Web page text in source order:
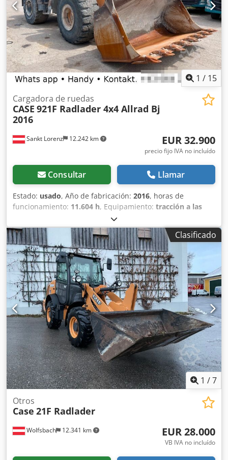
1 / 15
Sankt Lorenz 12.242 km
Cargadora de ruedas
CASE 921F Radlader 4x4 Allrad Bj
2016
EUR 32.900
precio fijo IVA no incluído
Consultar Llamar
Estado: usado, Año de fabricación: 2016, horas de
funcionamiento: 11.604 h, Equipamiento: tracción a las
, Llamar (Contacto · Teléfono · Móvil ·
WhatsApp) * Cargadora de ruedas Case 921F 4x4 con
tracción total * Calefacción / Aire acondicionado * Año de
fabricación: 2016 * Número de identificación del vehículo
(VIN): FNH921F1NGHE12139 * Potencia: 190 kW * Peso en
vacío: 19680 kg Cedpfx Aekq Amfeiderf * Peso total: 21600
kg * Horas de uso: 11604 * Disponibles 3 unidades * Precio
bajo consulta * Toda la información proporcionada no es
vinculante.
Clasificado
1 /7
Wolfsbach 12.341 km
Otros
Case 21F Radlader
EUR 28.000
VB IVA no incluído